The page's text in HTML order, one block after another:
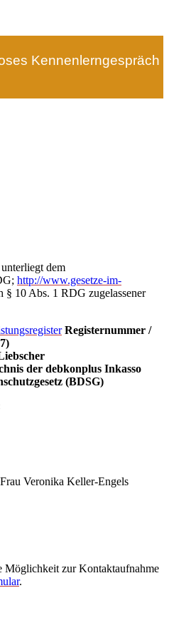
Kennenlerngespräch
dem
http://www.gesetze-im-
§ 10 Abs. 1 RDG zugelassener
Registernummer /
)
der debkonplus Inkasso
(BDSG)
Veronika Keller-Engels
Möglichkeit zur Kontaktaufnahme
.